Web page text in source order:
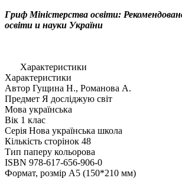
Гриф Міністерства освіти:
освіти и науки України
Характеристики
Характеристики
Автор Гущина Н., Романова А.
Предмет Я досліджую світ
Мова українська
Вік 1 клас
Серія Нова українська школа
Кількість сторінок 48
Тип паперу кольорова
ISBN 978-617-656-906-0
Формат, розмір А5 (150*210 мм)